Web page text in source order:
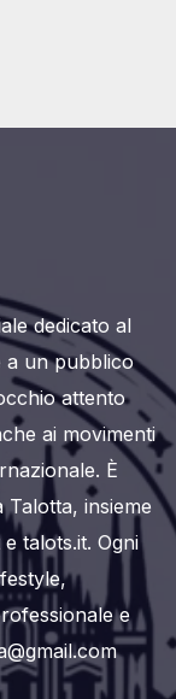
dedicato al
a un pubblico
attento
ai movimenti
È
Talotta, insieme
talots.it. Ogni
e